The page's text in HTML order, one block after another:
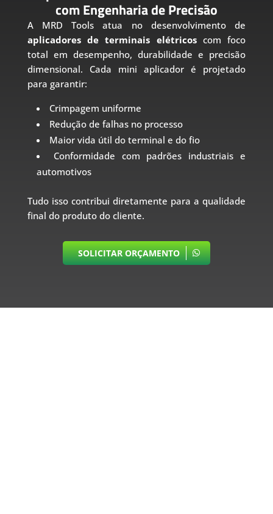
com Engenharia de Precisão
A MRD Tools atua no desenvolvimento de
aplicadores de terminais elétricoscom foco
total em desempenho, durabilidade e precisão
dimensional. Cada mini aplicador é projetado
para garantir:
Crimpagem uniforme
Redução de falhas no processo
Maior vida útil do terminal e do fio
Conformidade com padrões industriais e
automotivos
Tudo isso contribui diretamente para a qualidade
final do produto do cliente.
SOLICITAR ORÇAMENTO